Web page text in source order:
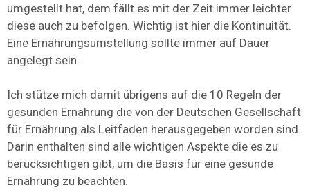
umgestellt hat, dem fällt es mit der Zeit immer leichter
diese auch zu befolgen. Wichtig ist hier die Kontinuität.
Eine Ernährungsumstellung sollte immer auf Dauer
angelegt sein.
Ich stütze mich damit übrigens auf die 10 Regeln der
gesunden Ernährung die von der Deutschen Gesellschaft
für Ernährung als Leitfaden herausgegeben worden sind.
Darin enthalten sind alle wichtigen Aspekte die es zu
berücksichtigen gibt, um die Basis für eine gesunde
Ernährung zu beachten.